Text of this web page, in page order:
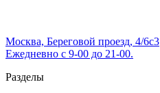
Москва, Береговой проезд, 4/6с3
Ежедневно с 9-00 до 21-00.
Разделы